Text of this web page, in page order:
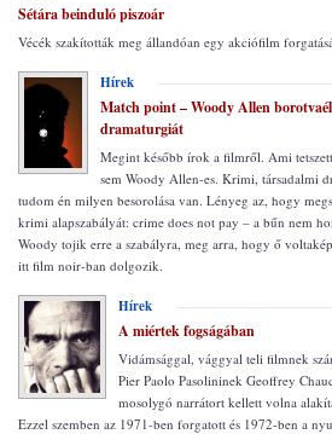
Sétára beinduló piszoár
Vécék szakították meg állandóan egy akciófilm
Hírek
Match point – Woody Allen
dramaturgiát
Megint később írok a filmről. Ami
sem Woody Allen-es. Krimi, társadalmi
tudom én milyen besorolása van. Lényeg az, hogy
krimi alapszabályát: crime does not pay – a bűn nem
Woody tojik erre a szabályra, meg arra, hogy ő
itt film noir-ban dolgozik.
Hírek
A miértek fogságában
Vidámsággal, vággyal teli filmnek
Pier Paolo Pasolininek Geoffrey
mosolygó narrátort kellett volna
Ezzel szemben az 1971-ben forgatott és 1972-ben a